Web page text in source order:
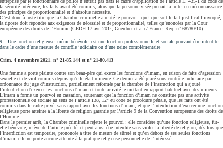
entreprise par le fonctionnaire de police n’entrait pas dans le cadre d’application de l’article L. 435-1 du code de
la sécurité intérieure, les faits ayant été commis, alors que la personne visée prenait la fuite, en méconnaissance
des principes de proportionnalité et d’absolue nécessité.
C’est donc à juste titre que la Chambre criminelle a rejeté le pourvoi : quel que soit le fait justificatif invoqué,
la riposte doit répondre aux exigences de nécessité et de proportionnalité, telles qu’énoncées par la Cour
européenne des droits de l’Homme (CEDH 17 avr. 2014, Guerdner et a. c/ France, Req. n° 68780/10).
9 – Une fonction religieuse, même bénévole, est une fonction professionnelle et sociale pouvant être interdite
dans le cadre d’une mesure de contrôle judiciaire ou d’une peine complémentaire
Crim. 4 novembre 2021, n° 21-85.144 et n° 21-80.413
Une femme a porté plainte contre son beau-père qui exerce les fonctions d’imam, en raison de faits d’agression
sexuelle et de viol commis depuis qu’elle était mineure, Ce dernier a été placé sous contrôle judiciaire par
ordonnance du juge d’instruction, partiellement réformée par la chambre de l’instruction qui a ajouté
l’interdiction d’exercer les fonctions d’imam et toute activité le mettant en rapport habituel avec des mineurs.
L’imam a formé un pourvoi en cassation, soutenant que la fonction d’imam ne constitue pas une activité
professionnelle ou sociale au sens de l’article 138, 12° du code de procédure pénale, que les faits ont été
commis dans le cadre privé, sans rapport avec les fonctions d’imam, et que l’interdiction d’exercer une fonction
religieuse porte atteinte à la liberté de religion garantie par l’article 9 de la Convention européenne des droits de
l’Homme.
Dans le premier arrêt, la Chambre criminelle rejette le pourvoi : elle considère qu’une fonction religieuse, fût-
elle bénévole, relève de l’article précité, et peut ainsi être interdite sans violer la liberté de religion, dès lors que
l’interdiction est temporaire, prononcée à titre de mesure de sûreté et qu’en dehors de ses seules fonctions
d’imam, elle ne porte aucune atteinte à la pratique religieuse personnelle de l’intéressé.